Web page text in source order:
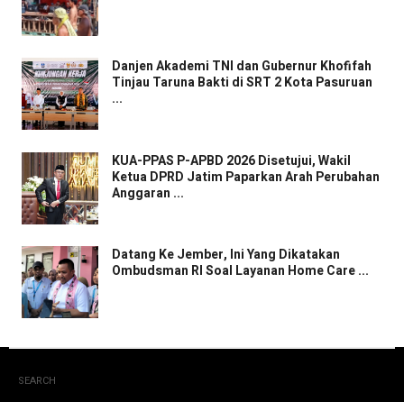
Danjen Akademi TNI dan Gubernur Khofifah
Tinjau Taruna Bakti di SRT 2 Kota Pasuruan
...
KUA-PPAS P-APBD 2026 Disetujui, Wakil
Ketua DPRD Jatim Paparkan Arah Perubahan
Anggaran ...
Datang Ke Jember, Ini Yang Dikatakan
Ombudsman RI Soal Layanan Home Care ...
SEARCH